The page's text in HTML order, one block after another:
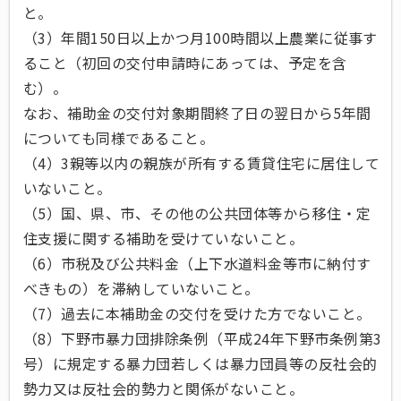
と。
（3）年間150日以上かつ月100時間以上農業に従事す
ること（初回の交付申請時にあっては、予定を含
む）。
なお、補助金の交付対象期間終了日の翌日から5年間
についても同様であること。
（4）3親等以内の親族が所有する賃貸住宅に居住して
いないこと。
（5）国、県、市、その他の公共団体等から移住・定
住支援に関する補助を受けていないこと。
（6）市税及び公共料金（上下水道料金等市に納付す
べきもの）を滞納していないこと。
（7）過去に本補助金の交付を受けた方でないこと。
（8）下野市暴力団排除条例（平成24年下野市条例第3
号）に規定する暴力団若しくは暴力団員等の反社会的
勢力又は反社会的勢力と関係がないこと。